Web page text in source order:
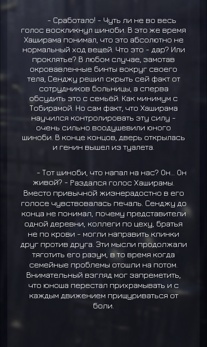
- Сработало! - Чуть ли не во весь
голос воскликнул шиноби. В это же время
Хаширама понимал, что это абсолютно не
нормальный ход вещей. Что это - дар? Или
проклятье? В любом случае, замотав
окровавленные бинты вокруг своего
тела, Сенджу решил скрыть сей факт от
сотрудников больницы, а сперва
обсудить это с семьёй. Как минимум с
Тобирамой. Но сам факт, что Хаширама
научился контролировать эту силу -
очень сильно воодушевили юного
шиноби. В конце концов, дверь открылась
и генин вышел из туалета.
- Тот шиноби, что напал на нас? Он... Он
живой? - Раздался голос Хаширамы.
Вместо привычной жизнерадостно в его
голосе чувствовалась печаль. Сенджу до
конца не понимал, почему представители
одной деревни, коллеги по цеху, братья
не по крови - могли направить клинки
друг против друга. Эти мысли продолжали
тяготить его разум, в то время когда
семейные проблемы отошли на потом.
Внимательный взгляд мог запреметить,
что юноша перестал прихрамывать и с
каждым движением прищуриваться от
боли.